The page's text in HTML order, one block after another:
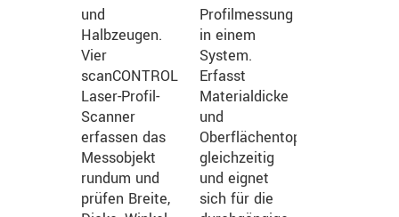
und
Halbzeugen.
Vier
scanCONTROL
Laser-Profil-
Scanner
erfassen das
Messobjekt
rundum und
prüfen Breite,
Profilmessung
in einem
System.
Erfasst
Materialdicke
und
Oberflächentopografie
gleichzeitig
und eignet
sich für die